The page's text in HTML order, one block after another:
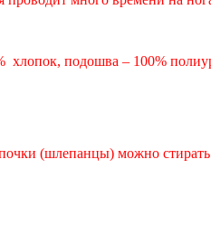
хлопок, подошва – 100%
(шлепанцы) можно